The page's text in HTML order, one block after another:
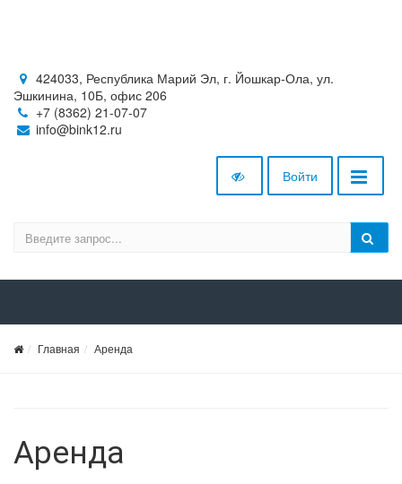
424033, Республика Марий Эл, г. Йошкар-Ола, ул.
Эшкинина, 10Б, офис 206
+7 (8362) 21-07-07
info@bink12.ru
Войти
Главная Аренда
Аренда